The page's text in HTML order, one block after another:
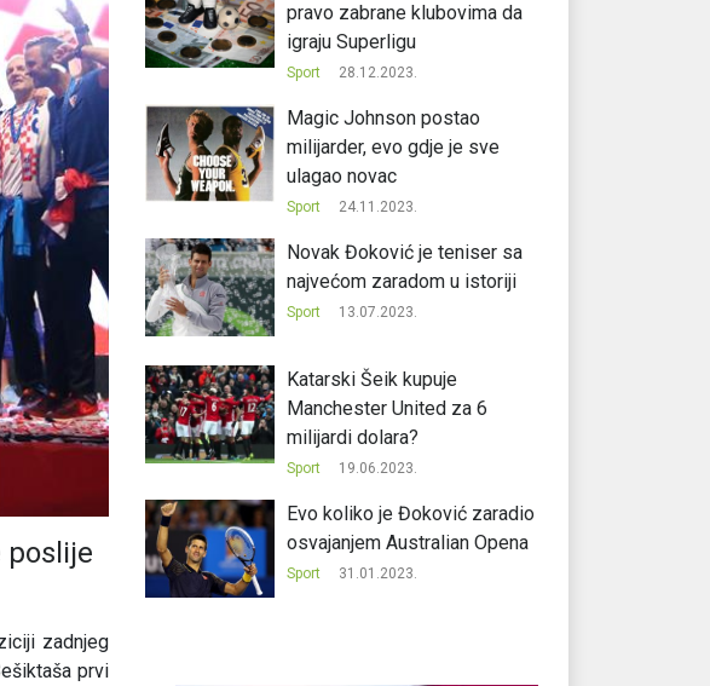
poslije
zadnjeg
prvi
pravo zabrane klubovima da
igraju Superligu
Sport 28.12.2023.
Magic Johnson postao
milijarder, evo gdje je sve
ulagao novac
Sport 24.11.2023.
Novak Đoković je teniser sa
najvećom zaradom u istoriji
Sport 13.07.2023.
Katarski Šeik kupuje
Manchester United za 6
milijardi dolara?
Sport 19.06.2023.
Evo koliko je Đoković zaradio
osvajanjem Australian Opena
Sport 31.01.2023.